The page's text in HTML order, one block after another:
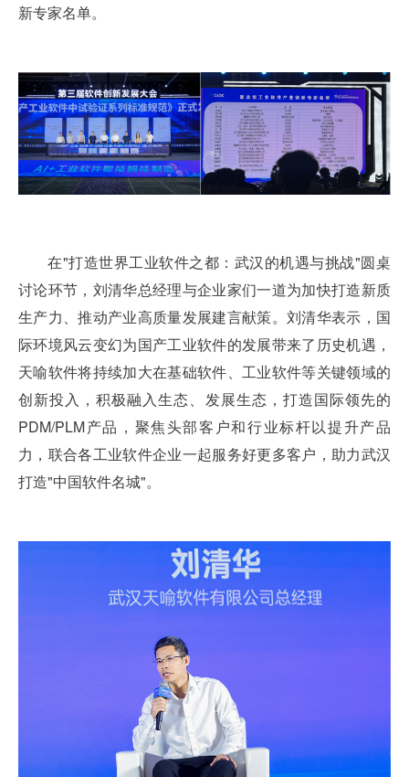
新专家名单。
在"打造世界工业软件之都：武汉的机遇与挑战"圆桌
讨论环节，刘清华总经理与企业家们一道为加快打造新质
生产力、推动产业高质量发展建言献策。刘清华表示，国
际环境风云变幻为国产工业软件的发展带来了历史机遇，
天喻软件将持续加大在基础软件、工业软件等关键领域的
创新投入，积极融入生态、发展生态，打造国际领先的
PDM/PLM产品，聚焦头部客户和行业标杆以提升产品
力，联合各工业软件企业一起服务好更多客户，助力武汉
打造"中国软件名城"。